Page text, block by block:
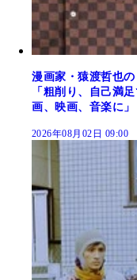
漫画家・猿渡哲也
「粗削り、自己満
画、映画、音楽に」
2026年08月02日 09:00